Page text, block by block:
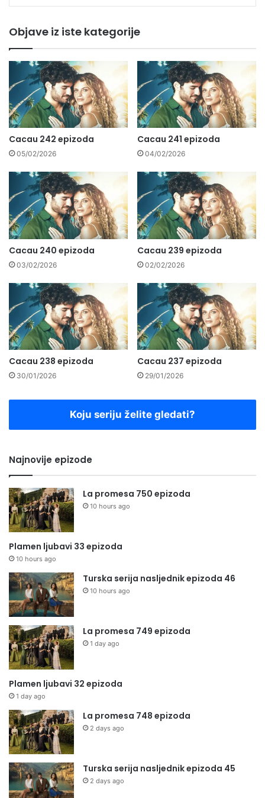
Objave iz iste kategorije
Cacau 242 epizoda
05/02/2026
Cacau 241 epizoda
04/02/2026
Cacau 240 epizoda
03/02/2026
Cacau 239 epizoda
02/02/2026
Cacau 238 epizoda
30/01/2026
Cacau 237 epizoda
29/01/2026
Koju seriju želite gledati?
Najnovije epizode
La promesa 750 epizoda
10 hours ago
Plamen ljubavi 33 epizoda
10 hours ago
Turska serija nasljednik epizoda 46
10 hours ago
La promesa 749 epizoda
1 day ago
Plamen ljubavi 32 epizoda
1 day ago
La promesa 748 epizoda
2 days ago
Turska serija nasljednik epizoda 45
2 days ago